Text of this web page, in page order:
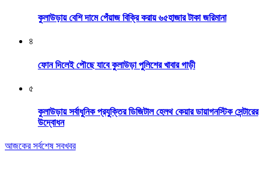
কুলাউড়ায় বেশি দামে পেঁয়াজ বিক্রি করায় ৬৫হাজার টাকা জরিমানা
৪
ফোন দিলেই পৌছে যাবে কুলাউড়া পুলিশের খাবার গাড়ী
৫
কুলাউড়ায় সর্বাধুনিক প্রযুক্তির ডিজিটাল হেলথ কেয়ার ডায়াগনস্টিক সেন্টারের
উদ্বোধন
আজকের সর্বশেষ সবখবর